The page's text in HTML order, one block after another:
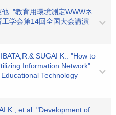
: "教育用環境測定WWWネ
学会第14回全国大会講演
SUGAI K.: "How to
Information Network"
Technology
K., et al: "Development of